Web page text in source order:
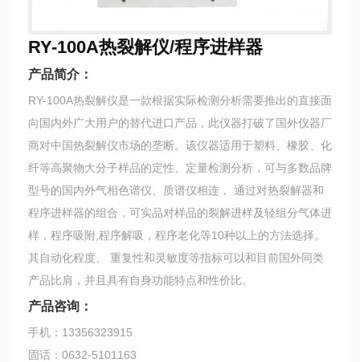
RY-100A热裂解仪/程序进样器
产品简介：
RY-100A热裂解仪是一款根据实际检测分析需要推出的直接面
向国内外广大用户的替代进口产品，此仪器打破了国外仪器厂
商对中国热裂解仪市场的垄断。该仪器适用于塑料、橡胶、化
纤等高聚物大分子样品的定性、定量检测分析，可与多数品牌
型号的国内外气相色谱仪、质谱仪相连， 通过对热裂解器和
程序进样器的组合，可实品对样品的裂解进样及轻组分气体进
样，程序吸附,程序解吸，程序老化等10种以上的方法选择。
其自动化程度、 重复性和灵敏度等指标可以和目前国外同类
产品比肩，并且具有自身功能特点和性价比。
产品咨询：
手机：13356323915
固话：0632-5101163